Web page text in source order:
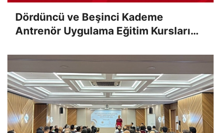
Dördüncü ve Beşinci Kademe
Antrenör Uygulama Eğitim Kursları